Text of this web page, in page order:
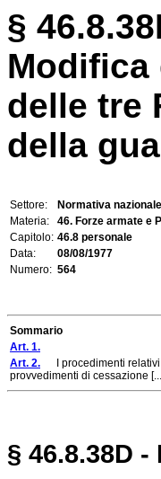
§
delle tre
della
Settore:
Normativa nazionale
Materia:
46. Forze armate e
Capitolo: 46.8 personale
Data:
08/08/1977
Numero: 564
Sommario
Art. 1.
Art. 2. I procedimenti relativi
provvedimenti di cessazione
§ 46.8.38D